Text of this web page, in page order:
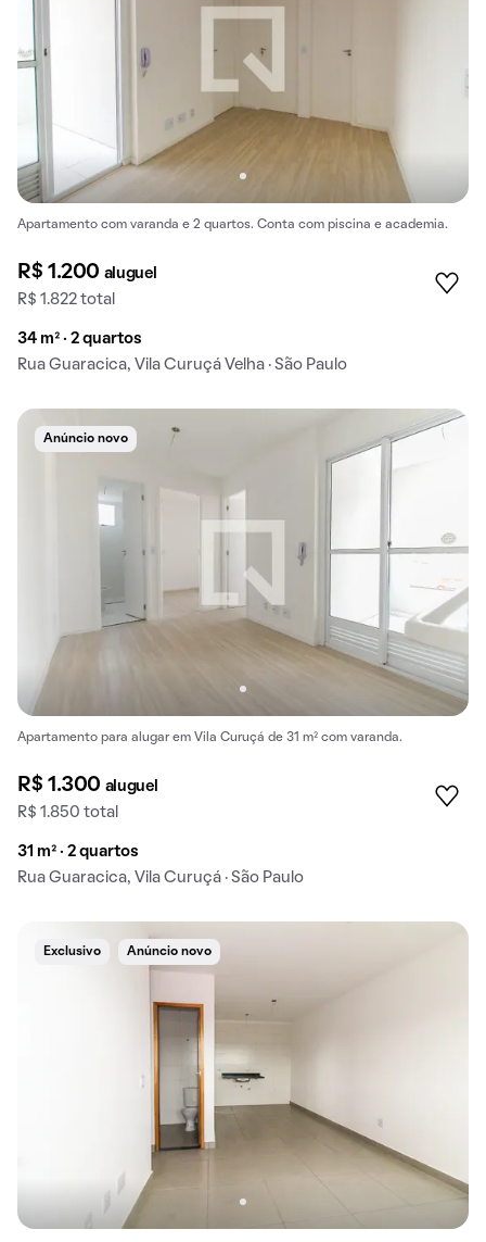
Apartamento com varanda e 2 quartos. Conta com piscina e academia.
R$ 1.200 aluguel
R$ 1.822 total
34 m² · 2 quartos
Rua Guaracica, Vila Curuçá Velha · São Paulo
Anúncio novo
Apartamento para alugar em Vila Curuçá de 31 m² com varanda.
R$ 1.300 aluguel
R$ 1.850 total
31 m² · 2 quartos
Rua Guaracica, Vila Curuçá · São Paulo
Exclusivo Anúncio novo